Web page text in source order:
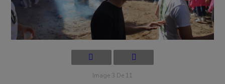
Image 3 De 11